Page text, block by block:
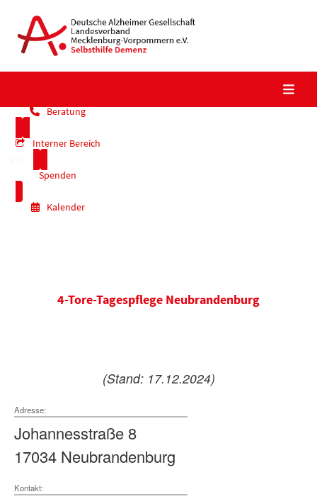
content
Beratung
Interner Bereich
Spenden
Kalender
4-Tore-Tagespflege Neubrandenburg
(Stand: 17.12.2024)
Adresse:
Johannesstraße 8
17034 Neubrandenburg
Kontakt: